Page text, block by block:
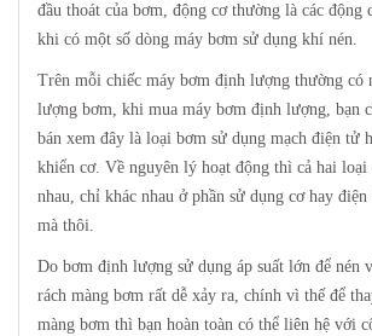
đầu thoát của bơm, động cơ thường là các động
khi có một số dòng máy bơm sử dụng khí nén.
Trên mỗi chiếc máy bơm định lượng thường có
lượng bơm, khi mua máy bơm định lượng, bạn
bán xem đây là loại bơm sử dụng mạch điện tử
khiển cơ. Về nguyên lý hoạt động thì cả hai loại
nhau, chỉ khác nhau ở phần sử dụng cơ hay
mà thôi.
Do bơm định lượng sử dụng áp suất lớn để nén
rách màng bơm rất dễ xảy ra, chính vì thế để
màng bơm thì bạn hoàn toàn có thể liên hệ với